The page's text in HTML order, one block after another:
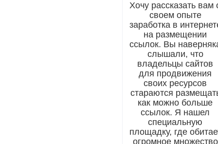
Хочу рассказать вам
своем опыте
заработка в
на размещении
ссылок. Вы
слышали, что
владельцы сайтов
для продвижения
своих ресурсов
стараются
как можно больше
ссылок. Я нашел
специальную
площадку, где
огромное множество